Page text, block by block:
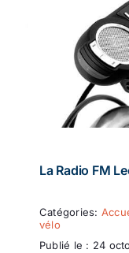
La Radio FM
Catégories:
vélo
Publié le : 24